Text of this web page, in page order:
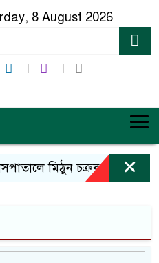
8 August 2026
মিঠুন চক্রবর্তী ×